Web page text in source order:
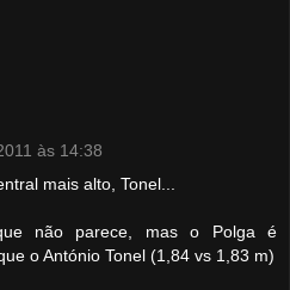
às 14:38
mais alto, Tonel...
não parece, mas o Polga é
o António Tonel (1,84 vs 1,83 m)